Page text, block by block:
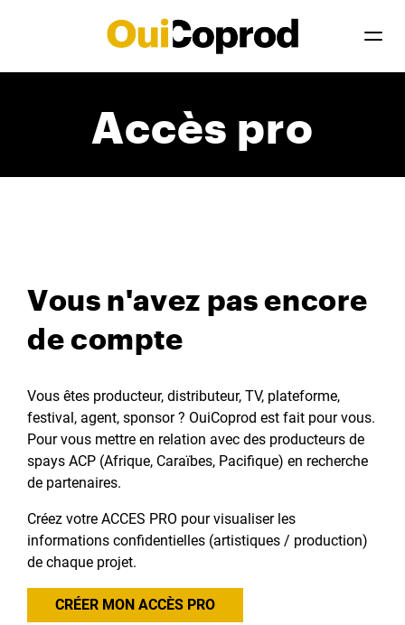
Accès pro
Vous n'avez pas encore
de compte
Vous êtes producteur, distributeur, TV, plateforme,
festival, agent, sponsor ? OuiCoprod est fait pour vous.
Pour vous mettre en relation avec des producteurs de
spays ACP (Afrique, Caraïbes, Pacifique) en recherche
de partenaires.
Créez votre ACCES PRO pour visualiser les
informations confidentielles (artistiques / production)
de chaque projet.
CRÉER MON ACCÈS PRO